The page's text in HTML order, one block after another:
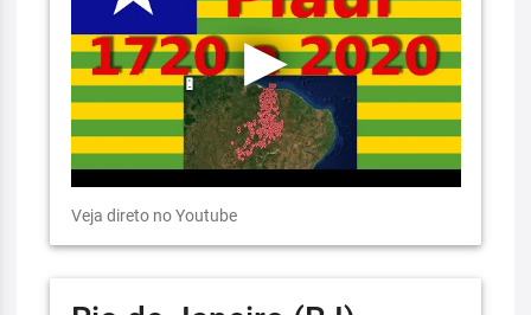
Veja direto no Youtube